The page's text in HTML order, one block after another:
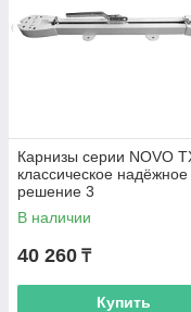
Карнизы серии NOVO
классическое надёжное
решение 3
В наличии
40 260 ₸
Купить